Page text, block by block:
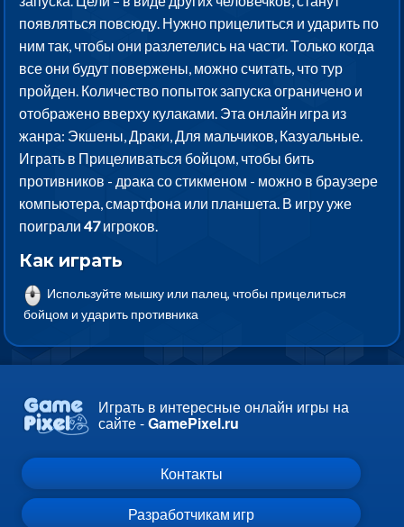
появляться повсюду. Нужно прицелиться и ударить по
ним так, чтобы они разлетелись на части. Только когда
все они будут повержены, можно считать, что тур
пройден. Количество попыток запуска ограничено и
отображено вверху кулаками. Эта онлайн игра из
жанра: Экшены, Драки, Для мальчиков, Казуальные.
Играть в Прицеливаться бойцом, чтобы бить
противников - драка со стикменом - можно в браузере
компьютера, смартфона или планшета. В игру уже
поиграли47игроков.
Как играть
Используйте мышку или палец, чтобы прицелиться
бойцом и ударить противника
Играть в интересные онлайн игры на
сайте -GamePixel.ru
Контакты
Разработчикам игр